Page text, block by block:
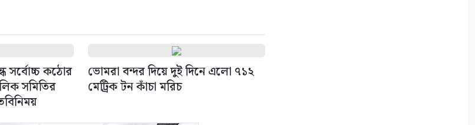
সর্বোচ্চ কঠোর
সমিতির
ভোমরা বন্দর দিয়ে দুই দিনে এলো ৭১২
মেট্রিক টন কাঁচা মরিচ